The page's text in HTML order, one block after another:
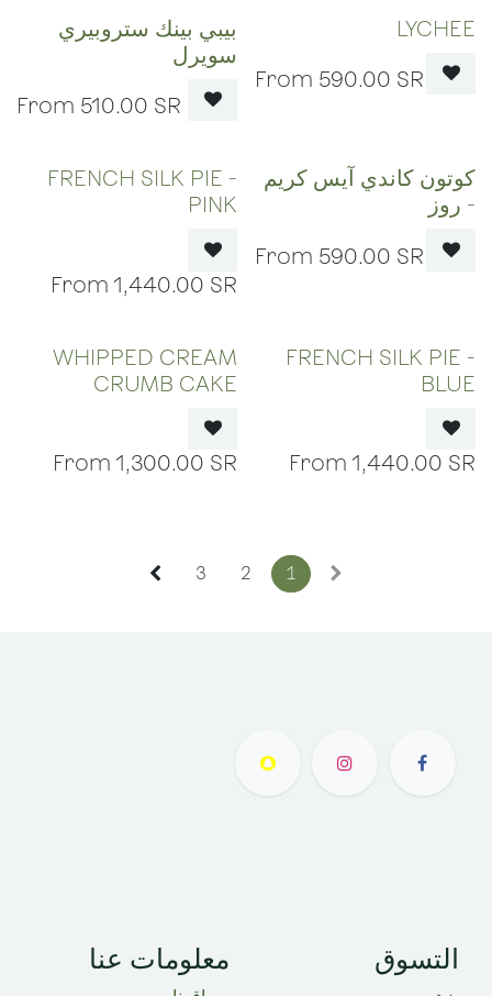
LYCHEE
590.00 SR
بيبي بينك ستروبيري
سويرل
510.00 SR
كوتون كاندي آيس كريم
- روز
590.00 SR
FRENCH SILK PIE -
PINK
1,440.00 SR
FRENCH SILK PIE -
BLUE
1,440.00 SR
WHIPPED CREAM
CRUMB CAKE
1,300.00 SR
1
2
3
التسوق​ معلومات عنا